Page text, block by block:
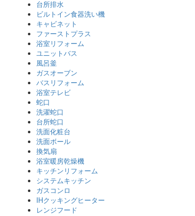
台所排水
ビルトイン食器洗い機
キャビネット
ファーストプラス
浴室リフォーム
ユニットバス
風呂釜
ガスオーブン
バスリフォーム
浴室テレビ
蛇口
洗濯蛇口
台所蛇口
洗面化粧台
洗面ボール
換気扇
浴室暖房乾燥機
キッチンリフォーム
システムキッチン
ガスコンロ
IHクッキングヒーター
レンジフード